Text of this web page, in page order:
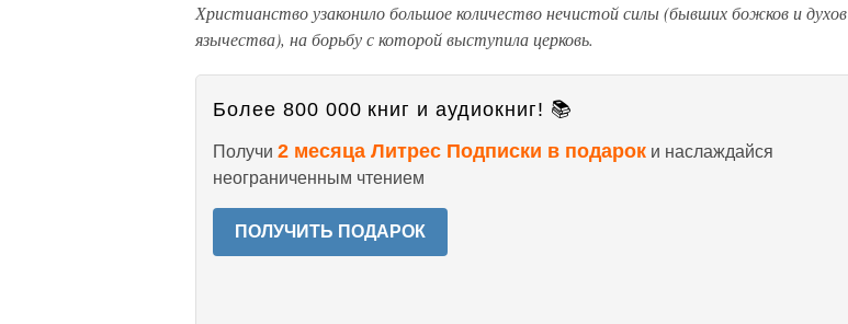
Христианство узаконило большое количество нечистой силы (бывших божков и духов
язычества), на борьбу с которой выступила церковь.
Более 800 000 книг и аудиокниг! 📚
Получи 2 месяца Литрес Подписки в подарок и наслаждайся
неограниченным чтением
ПОЛУЧИТЬ ПОДАРОК